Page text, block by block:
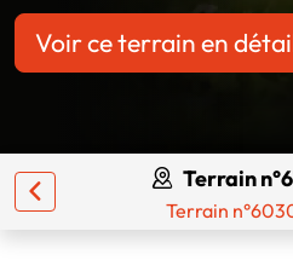
Voir ce terrain en
Terrain
Terrain